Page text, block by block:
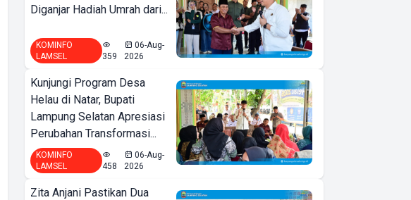
Diganjar Hadiah Umrah dari...
KOMINFO
LAMSEL
359
06-Aug-
2026
Kunjungi Program Desa
Helau di Natar, Bupati
Lampung Selatan Apresiasi
Perubahan Transformasi...
KOMINFO
LAMSEL
458
06-Aug-
2026
Zita Anjani Pastikan Dua